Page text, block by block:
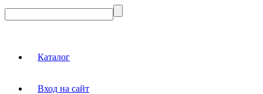
Каталог
Вход на сайт